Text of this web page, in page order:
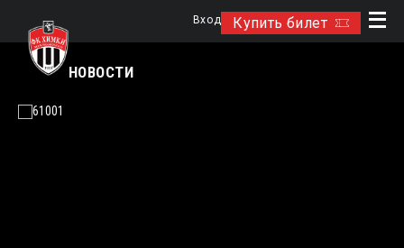
Купить билет
Вход
НОВОСТИ